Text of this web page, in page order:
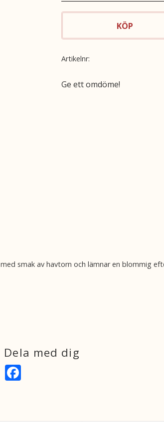
KÖP
Artikelnr
Ge ett omdöme!
smak av havtorn och lämnar en blommig
Dela med dig
k